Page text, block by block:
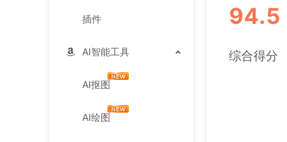
插件
AI智能工具
AI抠图
AI绘图
94.5
综合得分